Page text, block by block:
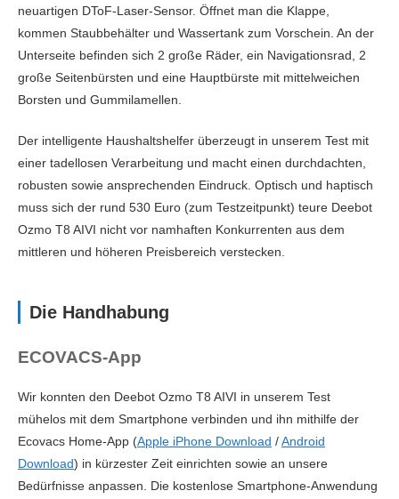
Saugkraft (pa) 2000
Seitenbürsten
Staubbehälter Kapazität (ml) 460
Wassertankkapazität (ml) 140
Sprachsteuerung Ja
Google Assistant Ja
neuartigen DToF-Laser-Sensor. Öffnet man die Klappe,
kommen Staubbehälter und Wassertank zum Vorschein. An der
Unterseite befinden sich 2 große Räder, ein Navigationsrad, 2
große Seitenbürsten und eine Hauptbürste mit mittelweichen
Borsten und Gummilamellen.
Der intelligente Haushaltshelfer überzeugt in unserem Test mit
einer tadellosen Verarbeitung und macht einen durchdachten,
robusten sowie ansprechenden Eindruck. Optisch und haptisch
muss sich der rund 530 Euro (zum Testzeitpunkt) teure Deebot
Ozmo T8 AIVI nicht vor namhaften Konkurrenten aus dem
mittleren und höheren Preisbereich verstecken.
Die Handhabung
ECOVACS-App
Wir konnten den Deebot Ozmo T8 AIVI in unserem Test
mühelos mit dem Smartphone verbinden und ihn mithilfe der
Ecovacs Home-App (Apple iPhone Download /Android
Download) in kürzester Zeit einrichten sowie an unsere
Bedürfnisse anpassen. Die kostenlose Smartphone-Anwendung